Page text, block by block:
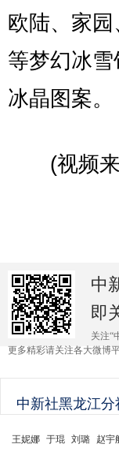
欧陆、家
等梦幻冰
冰晶图案。
(视频来
中
即
关注“
更多精彩请关注各大微博
中新社黑龙江分
王妮娜 于琨 刘璐 赵宇